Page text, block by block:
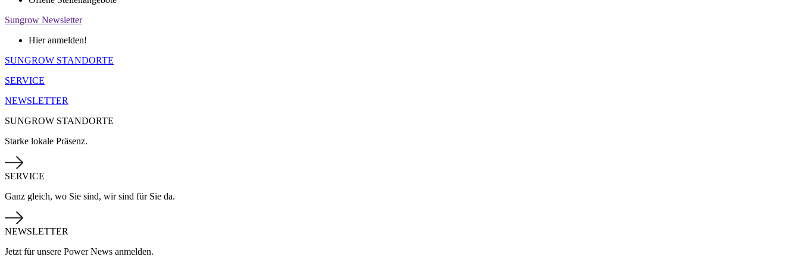
Sungrow Newsletter
Hier anmelden!
SUNGROW STANDORTE
SERVICE
NEWSLETTER
SUNGROW STANDORTE
Starke lokale Präsenz.
SERVICE
Ganz gleich, wo Sie sind, wir sind für Sie da.
NEWSLETTER
Jetzt für unsere Power News anmelden.